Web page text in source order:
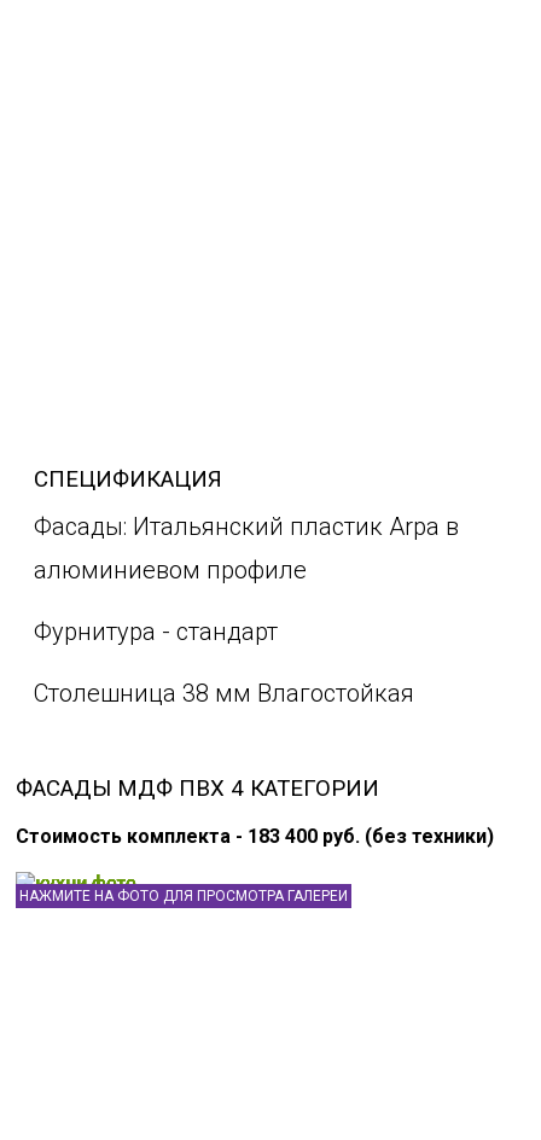
СПЕЦИФИКАЦИЯ
Фасады: Итальянский пластик Arpa в
алюминиевом профиле
Фурнитура - стандарт
Столешница 38 мм Влагостойкая
ФАСАДЫ МДФ ПВХ 4 КАТЕГОРИИ
Стоимость комплекта - 183 400 руб. (без техники)
НАЖМИТЕ НА ФОТО ДЛЯ ПРОСМОТРА ГАЛЕРЕИ